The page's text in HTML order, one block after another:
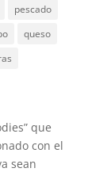
pescado
queso
que
con el
sean